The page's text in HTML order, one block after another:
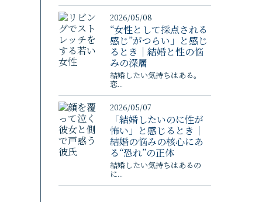
2026/05/08
“女性として採点される
感じ”がつらい」と感じ
るとき｜結婚と性の悩
みの深層
結婚したい気持ちはある。
恋...
2026/05/07
「結婚したいのに性が
怖い」と感じるとき｜
結婚の悩みの核心にあ
る“恐れ”の正体
結婚したい気持ちはあるの
に...